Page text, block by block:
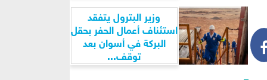
وزير البترول يتفقد
استئناف أعمال الحفر بحقل
البركة في أسوان بعد
توقف...